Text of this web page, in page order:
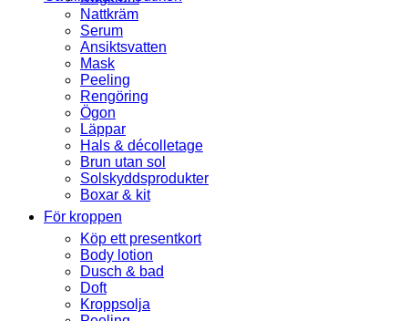
Nattkräm
Serum
Ansiktsvatten
Mask
Peeling
Rengöring
Ögon
Läppar
Hals & décolletage
Brun utan sol
Solskyddsprodukter
Boxar & kit
För kroppen
Köp ett presentkort
Body lotion
Dusch & bad
Doft
Kroppsolja